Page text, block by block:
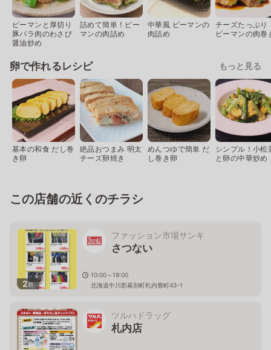
ピーマンと厚切り
豚バラ肉のわさび
醤油炒め
詰めて簡単！ピー
マンの肉詰め
中華風 ピーマンの
肉詰め
チーズたっぷり
ピーマンの肉巻
卵で作れるレシピ もっと見る
基本の和食 だし巻
き卵
絶品おつまみ 明太
チーズ卵焼き
めんつゆで簡単 だ
し巻き卵
シンプル！小松
と卵の中華炒め
この店舗の近くのチラシ
2枚
ファッション市場サンキ
さつない
10:00～19:00
北海道中川郡幕別町札内豊町43-1
ツルハドラッグ
札内店